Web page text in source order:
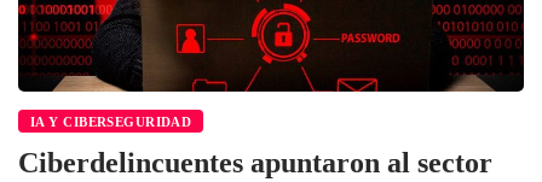
IA Y CIBERSEGURIDAD
Ciberdelincuentes apuntaron al sector